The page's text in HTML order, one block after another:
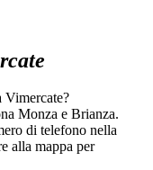
Vimercate?
Monza e Brianza.
di telefono nella
alla mappa per